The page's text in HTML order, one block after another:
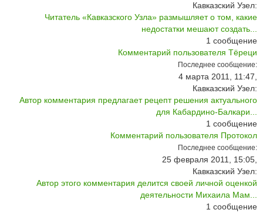
Кавказский Узел:
Читатель «Кавказского Узла» размышляет о том, какие
недостатки мешают создать...
1 сообщение
Комментарий пользователя Тёреци
Последнее сообщение:
4 марта 2011, 11:47,
Кавказский Узел:
Автор комментария предлагает рецепт решения актуального
для Кабардино-Балкари...
1 сообщение
Комментарий пользователя Протокол
Последнее сообщение:
25 февраля 2011, 15:05,
Кавказский Узел:
Автор этого комментария делится своей личной оценкой
деятельности Михаила Мам...
1 сообщение